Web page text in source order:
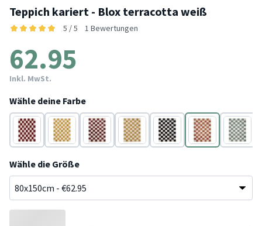
Teppich kariert - Blox terracotta weiß
5 / 5 1 Bewertungen
62.95
Inkl. MwSt.
Wähle deine Farbe
Rot Gelb Rot Gelb Schwarz/weißTerracottaWeiß
Wähle die Größe